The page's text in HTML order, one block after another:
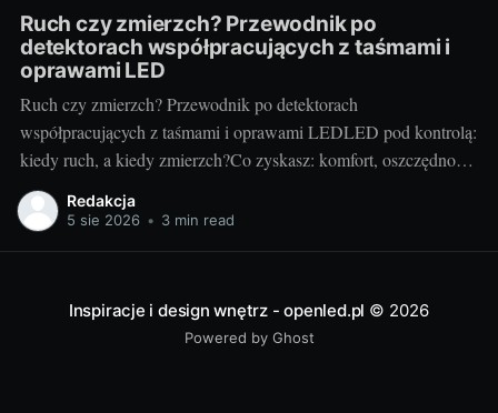
Ruch czy zmierzch? Przewodnik po
detektorach współpracujących z taśmami i
oprawami LED
Ruch czy zmierzch? Przewodnik po detektorach
współpracujących z taśmami i oprawami LEDLED pod kontrolą:
kiedy ruch, a kiedy zmierzch?Co zyskasz: komfort, oszczędność
energii, bezpieczeństwoAutomatyczne sterowanie światłem to
mały detal, który zmienia codzienność. Wygoda (światło włącza
Redakcja
5 sie 2026 • 3 min read
Inspiracje i design wnętrz - openled.pl © 2026
Powered by Ghost